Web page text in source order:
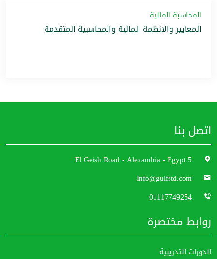
المحاسبة المالية
المعايير والانظمة المالية والمحاسبية المتقدمة
اتصل بنا
5 El Geish Road - Alexandria - Egypt
Info@gulfstd.com
01117749254
روابط مختصرة
الدورات التدريبية